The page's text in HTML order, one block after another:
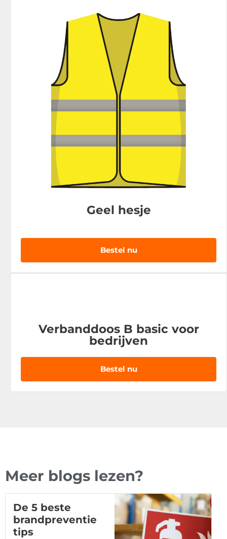
Geel hesje
Bestel nu
Verbanddoos B basic voor
bedrijven
Bestel nu
Meer blogs lezen?
De 5 beste
brandpreventie
tips